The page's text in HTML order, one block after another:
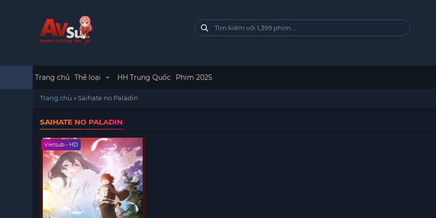
Trang chủ Thể loại HH Trung Quốc Phim 2025
Trang chủ »Saihate no Paladin
SAIHATE NO PALADIN
Vietsub - HD